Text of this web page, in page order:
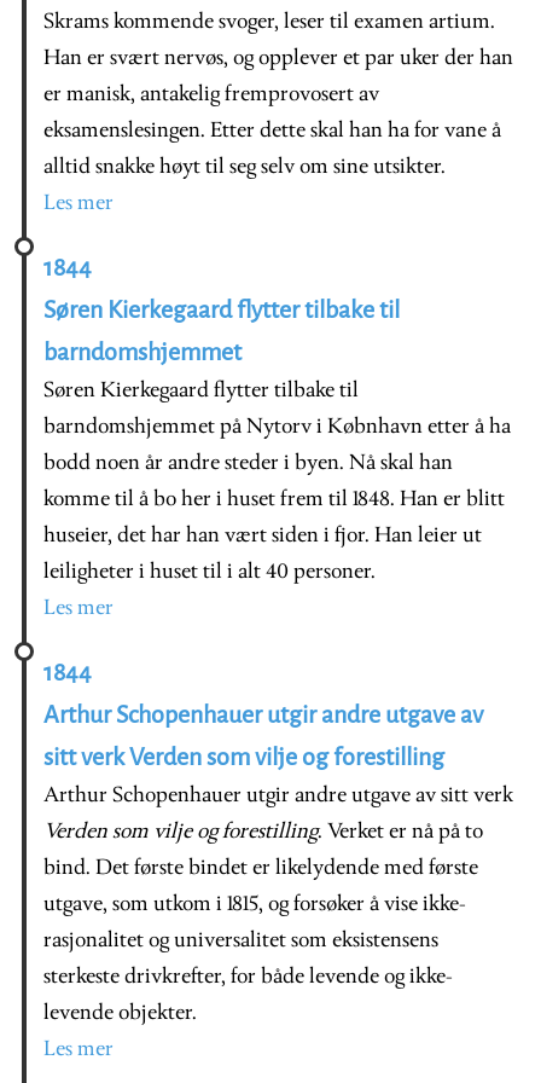
Skrams kommende svoger, leser til examen artium.
Han er svært nervøs, og opplever et par uker der han
er manisk, antakelig fremprovosert av
eksamenslesingen. Etter dette skal han ha for vane å
alltid snakke høyt til seg selv om sine utsikter.
Les mer
1844
Søren Kierkegaard flytter tilbake til
barndomshjemmet
Søren Kierkegaard flytter tilbake til
barndomshjemmet på Nytorv i Købnhavn etter å ha
bodd noen år andre steder i byen. Nå skal han
komme til å bo her i huset frem til 1848. Han er blitt
huseier, det har han vært siden i fjor. Han leier ut
leiligheter i huset til i alt 40 personer.
Les mer
1844
Arthur Schopenhauer utgir andre utgave av
sitt verk Verden som vilje og forestilling
Arthur Schopenhauer utgir andre utgave av sitt verk
Verden som vilje og forestilling. Verket er nå på to
bind. Det første bindet er likelydende med første
utgave, som utkom i 1815, og forsøker å vise ikke-
rasjonalitet og universalitet som eksistensens
sterkeste drivkrefter, for både levende og ikke-
levende objekter.
Les mer